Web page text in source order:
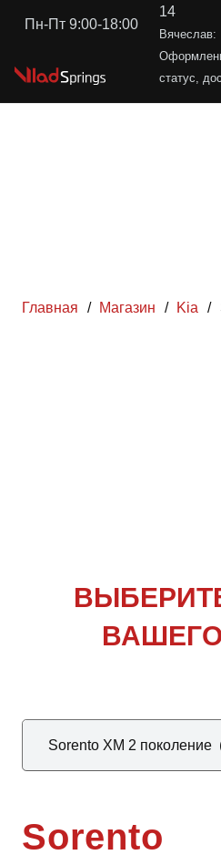
Пн-Пт 9:00-18:00
14
Вячеслав:
статус,
Главная / Магазин / Kia /
Sorento